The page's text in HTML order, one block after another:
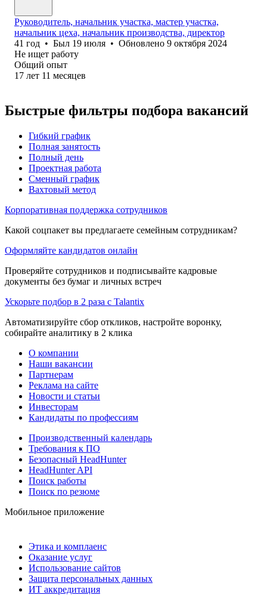
Руководитель, начальник участка, мастер участка,
начальник цеха, начальник производства, директор
41 год • Был 19 июля • Обновлено 9 октября 2024
Не ищет работу
Общий опыт
17 лет 11 месяцев
Быстрые фильтры подбора вакансий
Гибкий график
Полная занятость
Полный день
Проектная работа
Сменный график
Вахтовый метод
Корпоративная поддержка сотрудников
Какой соцпакет вы предлагаете семейным сотрудникам?
Оформляйте кандидатов онлайн
Проверяйте сотрудников и подписывайте кадровые
документы без бумаг и личных встреч
Ускорьте подбор в 2 раза с Talantix
Автоматизируйте сбор откликов, настройте воронку,
собирайте аналитику в 2 клика
О компании
Наши вакансии
Партнерам
Реклама на сайте
Новости и статьи
Инвесторам
Кандидаты по профессиям
Производственный календарь
Требования к ПО
Безопасный HeadHunter
HeadHunter API
Поиск работы
Поиск по резюме
Мобильное приложение
Этика и комплаенс
Оказание услуг
Использование сайтов
Защита персональных данных
ИТ аккредитация